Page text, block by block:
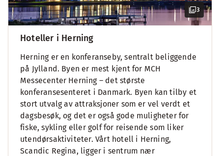
3
Hoteller i Herning
Herning er en konferanseby, sentralt beliggende
på Jylland. Byen er mest kjent for MCH
Messecenter Herning – det største
konferansesenteret i Danmark. Byen kan tilby et
stort utvalg av attraksjoner som er vel verdt et
dagsbesøk, og det er også gode muligheter for
fiske, sykling eller golf for reisende som liker
utendørsaktiviteter. Vårt hotell i Herning,
Scandic Regina, ligger i sentrum nær